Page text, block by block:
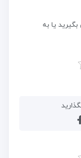
با شماره 9990 تماس بگیرید یا به